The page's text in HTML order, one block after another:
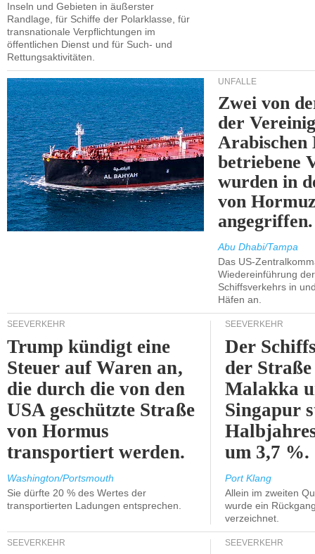
Inseln und Gebieten in äußerster
Randlage, für Schiffe der Polarklasse, für
transnationale Verpflichtungen im
öffentlichen Dienst und für Such- und
Rettungsaktivitäten.
UNFÄLLE
Zwei von
der
Arabischen
betriebene
wurden in
von
angegriffen.
Abu Dhabi/Tampa
Das US-
Wiedereinführung
Schiffsverkehrs in
Häfen an.
SEEVERKEHR
Trump kündigt eine
Steuer auf Waren an,
die durch die von den
USA geschützte Straße
von Hormus
transportiert werden.
Washington/Portsmouth
Sie dürfte 20 % des Wertes der
transportierten Ladungen entsprechen.
SEEVERKEHR
Der
der
Malakka
Singapur
um 3,7 %.
Port Klang
Allein im zweiten
wurde ein
verzeichnet.
SEEVERKEHR SEEVERKEHR